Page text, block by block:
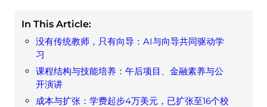
In This Article:
没有传统教师，只有向导：AI与向导共同驱动学
习
课程结构与技能培养：午后项目、金融素养与公
开演讲
成本与扩张：学费起步4万美元，已扩张至16个校